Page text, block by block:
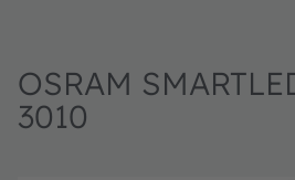
OSRAM
3010